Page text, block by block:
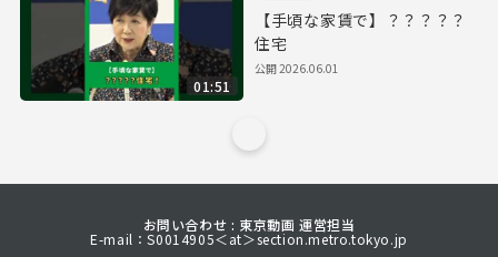
01:51
【手頃な家賃で】？？？？？
住宅
公開2026.06.01
お問い合わせ : 東京動画 運営担当
E-mail：S0014905＜at＞section.metro.tokyo.jp